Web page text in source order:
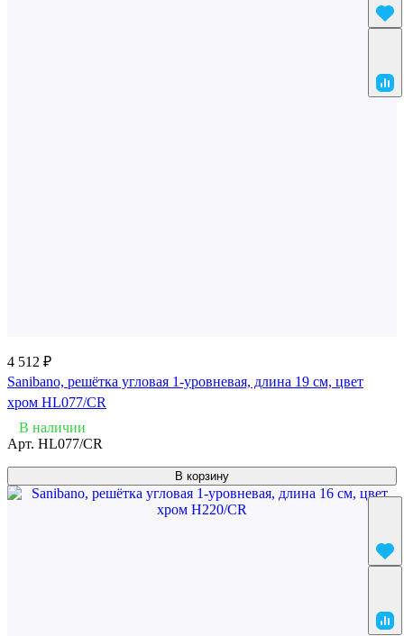
4 512 ₽
Sanibano, решётка угловая 1-уровневая, длина 19 см, цвет
хром HL077/CR
В наличии
Арт. HL077/CR
В корзину